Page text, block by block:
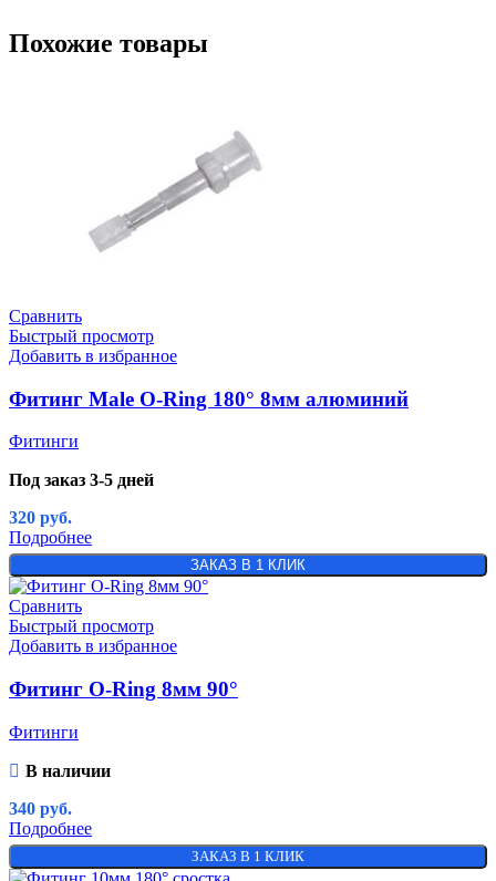
Похожие товары
Сравнить
Быстрый просмотр
Добавить в избранное
Фитинг Male O-Ring 180° 8мм алюминий
Фитинги
Под заказ 3-5 дней
320 руб.
Подробнее
ЗАКАЗ В 1 КЛИК
Сравнить
Быстрый просмотр
Добавить в избранное
Фитинг O-Ring 8мм 90°
Фитинги
В наличии
340 руб.
Подробнее
ЗАКАЗ В 1 КЛИК